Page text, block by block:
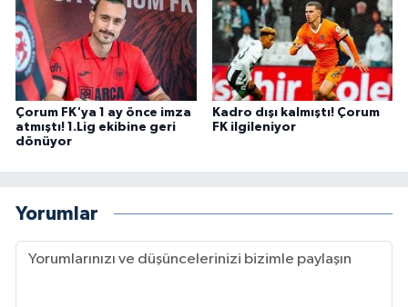
Çorum FK'ya 1 ay önce imza
atmıştı! 1.Lig ekibine geri
dönüyor
Kadro dışı kalmıştı! Çorum
FK ilgileniyor
Yorumlar